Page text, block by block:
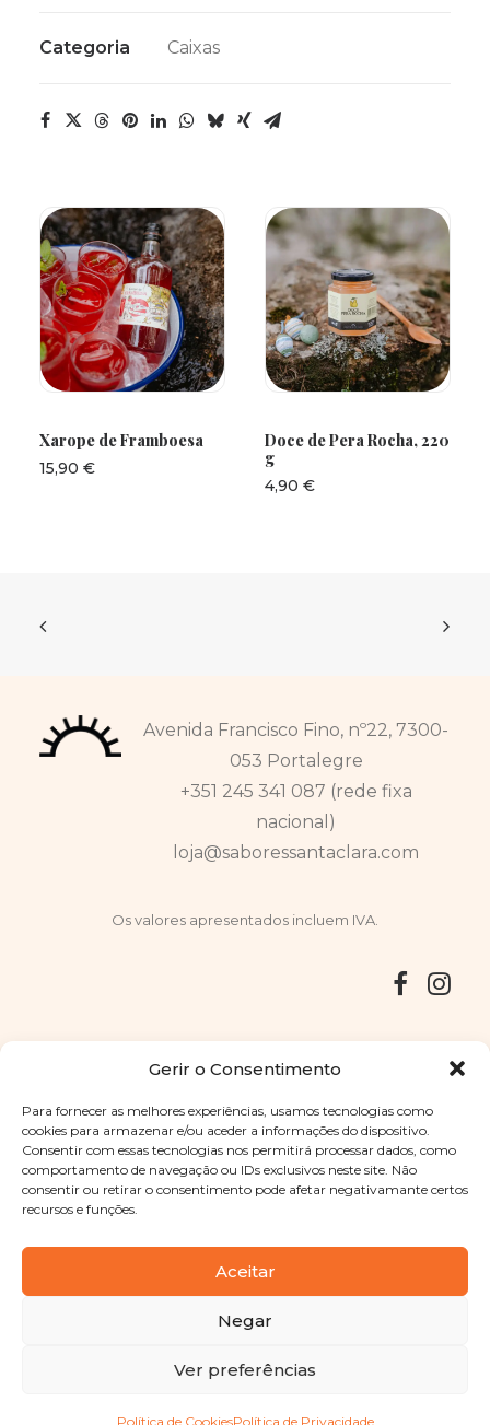
Gerir o Consentimento
Para fornecer as melhores experiências, usamos tecnologias como
cookies para armazenar e/ou aceder a informações do dispositivo.
Consentir com essas tecnologias nos permitirá processar dados, como
comportamento de navegação ou IDs exclusivos neste site. Não
consentir ou retirar o consentimento pode afetar negativamante certos
recursos e funções.
Aceitar
Negar
Ver preferências
Política de CookiesPolítica de Privacidade
Tamanho
Categoria Caixas
Xarope de Framboesa
15,90 €
Doce de Pera Rocha, 220
g
4,90 €
Avenida Francisco Fino, nº22, 7300-
053 Portalegre
+351 245 341 087 (rede fixa
nacional)
loja@saboressantaclara.com
Os valores apresentados incluem IVA.
Copyright © 2025 Sabores Santa Clara
. Todos os direitos
reservadosPolítica de Privacidade |Termos e condições
Designed byShift Your Branding Agency